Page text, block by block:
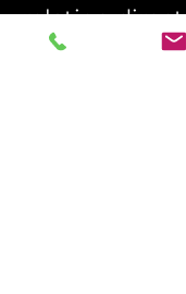
relation
personnes